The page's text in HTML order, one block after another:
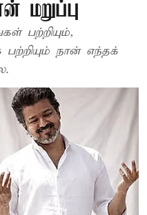
மறுப்பு
பற்றியும்,
நான் எந்தக்